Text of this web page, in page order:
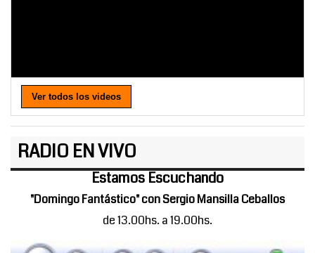
Ver todos los videos
RADIO EN VIVO
Estamos Escuchando
"Domingo Fantástico" con Sergio Mansilla Ceballos
de 13.00hs. a 19.00hs.